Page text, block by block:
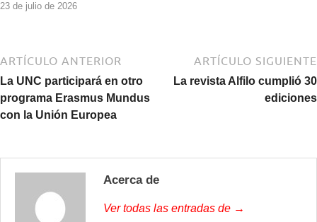
23 de julio de 2026
ARTÍCULO ANTERIOR
La UNC participará en otro
programa Erasmus Mundus
con la Unión Europea
ARTÍCULO SIGUIENTE
La revista Alfilo cumplió 30
ediciones
Acerca de
Ver todas las entradas de →